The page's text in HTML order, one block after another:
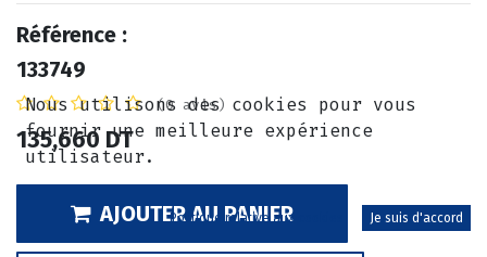
Référence :
133749
(0 avis)
135,660 DT
AJOUTER AU PANIER
Nous utilisons des cookies pour vous
fournir une meilleure expérience
utilisateur.
Politique relative aux cookies Je suis d'accord